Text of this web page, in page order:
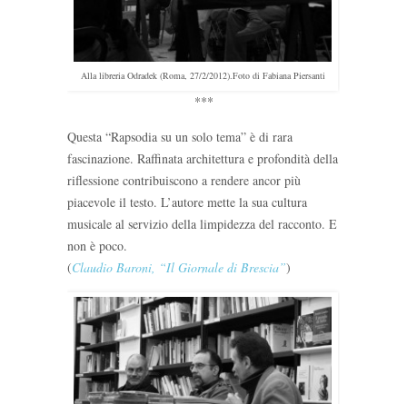
Alla libreria Odradek (Roma, 27/2/2012).Foto di Fabiana Piersanti
***
Questa “Rapsodia su un solo tema” è di rara
fascinazione. Raffinata architettura e profondità della
riflessione contribuiscono a rendere ancor più
piacevole il testo. L’autore mette la sua cultura
musicale al servizio della limpidezza del racconto. E
non è poco.
(Claudio Baroni, “Il Giornale di Brescia”)